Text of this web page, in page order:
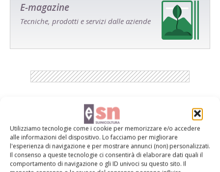
Utilizziamo tecnologie come i cookie per memorizzare e/o accedere
alle informazioni del dispositivo. Lo facciamo per migliorare
l'esperienza di navigazione e per mostrare annunci (non) personalizzati.
Il consenso a queste tecnologie ci consentirà di elaborare dati quali il
comportamento di navigazione o gli ID univoci su questo sito. Il
E-magazine
Tecniche, prodotti e servizi dalle aziende
Catalogo Aziende e Prodotti
Un modo semplice per cercare un'azienda o un
prodotto!
Cerca adesso